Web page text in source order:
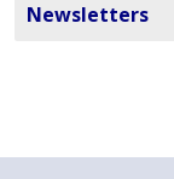
Newsletters